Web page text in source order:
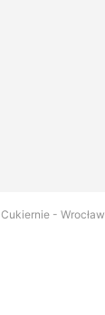
Cukiernie - Wrocław